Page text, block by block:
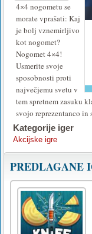
4×4 nogometu se
morate vprašati: Kaj
je bolj vznemirljivo
kot nogomet?
Nogomet 4×4!
Usmerite svoje
sposobnosti proti
največjemu svetu v
tem spretnem zasuku
svojo reprezentanco in
Kategorije iger
Akcijske igre
PREDLAGANE